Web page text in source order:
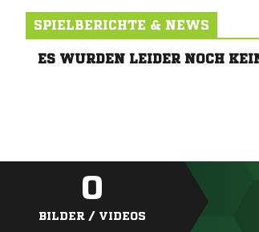
SPIELBERICHTE & NEWS
ES WURDEN LEIDER NOCH
0
BILDER / VIDEOS